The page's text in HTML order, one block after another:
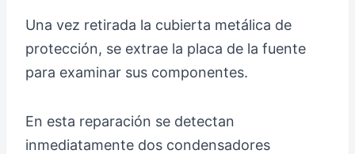
Una vez retirada la cubierta metálica de
protección, se extrae la placa de la fuente
para examinar sus componentes.
En esta reparación se detectan
inmediatamente dos condensadores